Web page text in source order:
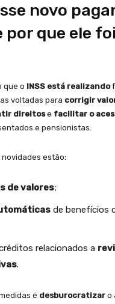
novo
por que ele foi
que o INSS está realizando
voltadas para corrigir
direitose facilitar o
e pensionistas.
estão:
de valores;
de benefícios
relacionados a
.
é desburocratizar o